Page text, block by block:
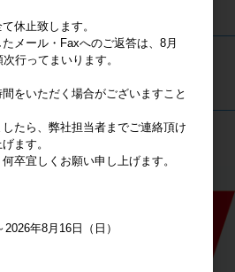
ートは空です
休止致します。
メール・Faxへのご返答は、8月
行ってまいります。
をいただく場合がございますこと
たら、弊社担当者までご連絡頂け
ます。
卒宜しくお願い申し上げます。
年8月16日（日）